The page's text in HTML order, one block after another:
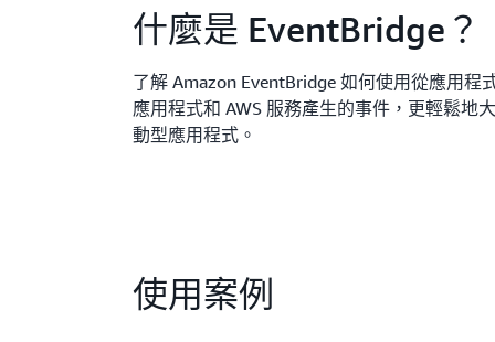
什麼是 EventBridge？
了解 Amazon EventBridge 如何使用從應用程
應用程式和 AWS 服務產生的事件，更輕鬆地
動型應用程式。
使用案例